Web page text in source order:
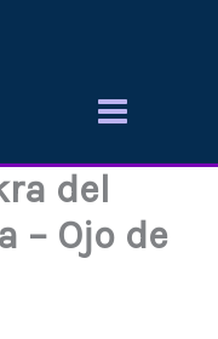
del
– Ojo de